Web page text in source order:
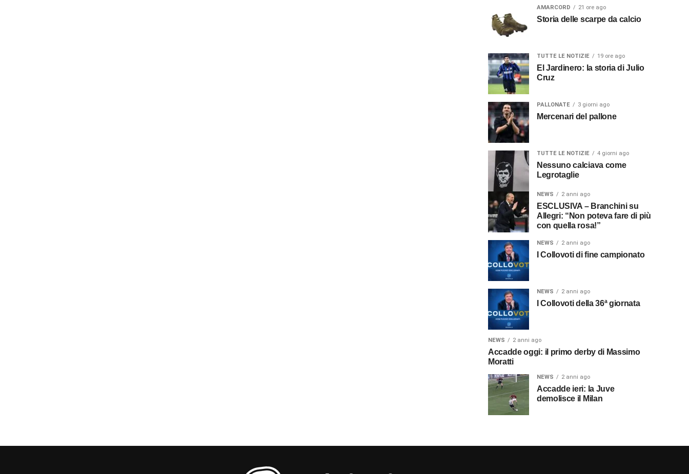
AMARCORD 21 ore ago
Storia delle scarpe da calcio
TUTTE LE NOTIZIE 19 ore ago
El Jardinero: la storia di Julio
Cruz
PALLONATE 3 giorni ago
Mercenari del pallone
TUTTE LE NOTIZIE 4 giorni ago
Nessuno calciava come
Legrotaglie
NEWS 2 anni ago
ESCLUSIVA – Branchini su
Allegri: “Non poteva fare di più
con quella rosa!”
NEWS 2 anni ago
I Collovoti di fine campionato
NEWS 2 anni ago
I Collovoti della 36ª giornata
NEWS 2 anni ago
Accadde oggi: il primo derby di Massimo
Moratti
NEWS 2 anni ago
Accadde ieri: la Juve
demolisce il Milan